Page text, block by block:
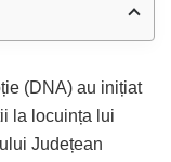
(DNA) au inițiat
la locuința lui
Județean